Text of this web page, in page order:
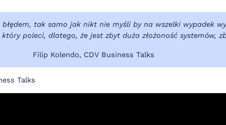
tak samo jak nikt nie myśli by na wszelki wypadek
poleci, dlatego, że jest zbyt duża złożoność systemów,
Filip Kolendo, CDV Business Talks
Talks